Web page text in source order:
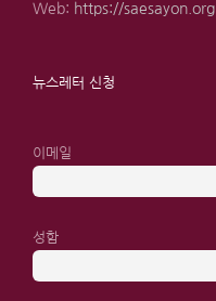
Web: https://saesayon.org
뉴스레터 신청
이메일
성함